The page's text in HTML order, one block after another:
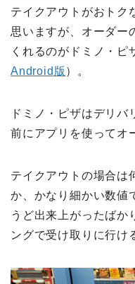
テイクアウトがおトク
思いますが、オーダー
くれるのがドミノ・ピ
Android版 ）。
ドミノ・ピザはデリバ
前にアプリを使ってオ
テイクアウトの場合は
か、かなり細かい数値
うど出来上がったばか
ングで受け取りに行け